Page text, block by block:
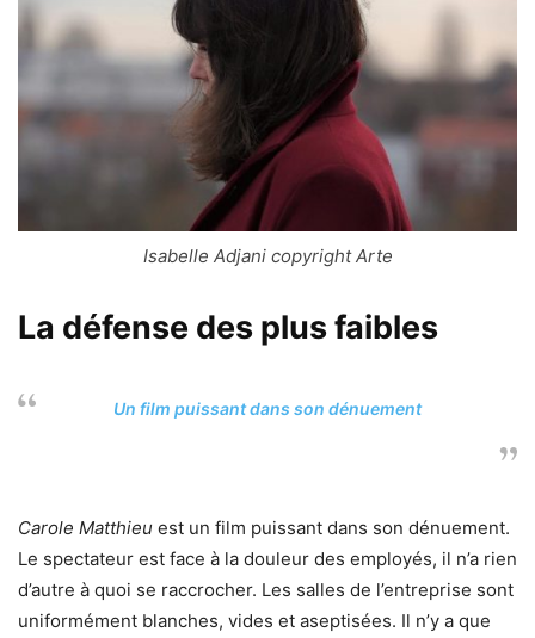
Isabelle Adjani copyright Arte
La défense des plus faibles
Un film puissant dans son dénuement
Carole Matthieu est un film puissant dans son dénuement.
Le spectateur est face à la douleur des employés, il n’a rien
d’autre à quoi se raccrocher. Les salles de l’entreprise sont
uniformément blanches, vides et aseptisées. Il n’y a que